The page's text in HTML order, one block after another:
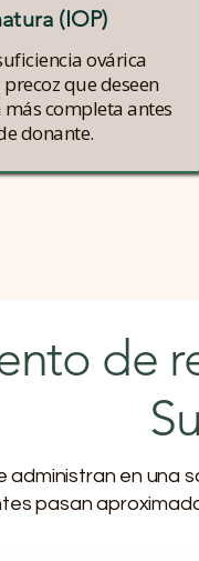
(IOP)
ovárica
que deseen
completa antes
donante.
de
en una
pasan